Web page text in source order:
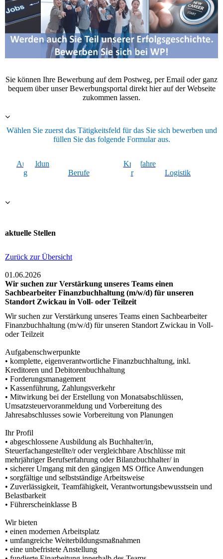
Sie können Ihre Bewerbung auf dem Postweg, per Email oder ganz
bequem über unser Bewerbungsportal direkt hier auf der Webseite
zukommen lassen.
Wählen Sie zuerst das Tätigkeitsfeld für das Sie sich bewerben und
füllen Sie das folgende Formular aus.
Ausbildun
g
Berufe
Kraftfahre
r
Logistik
aktuelle Stellen
Zurück zur Übersicht
01.06.2026
Wir suchen zur Verstärkung unseres Teams einen
Sachbearbeiter Finanzbuchhaltung (m/w/d) für unseren
Standort Zwickau in Voll- oder Teilzeit
Wir suchen zur Verstärkung unseres Teams einen Sachbearbeiter
Finanzbuchhaltung (m/w/d) für unseren Standort Zwickau in Voll-
oder Teilzeit
Aufgabenschwerpunkte
• komplette, eigenverantwortliche Finanzbuchhaltung, inkl.
Kreditoren und Debitorenbuchhaltung
• Forderungsmanagement
• Kassenführung, Zahlungsverkehr
• Mitwirkung bei der Erstellung von Monatsabschlüssen,
Umsatzsteuervoranmeldung und Vorbereitung des
Jahresabschlusses sowie Vorbereitung von Planungen
Ihr Profil
• abgeschlossene Ausbildung als Buchhalter/in,
Steuerfachangestellte/r oder vergleichbare Abschlüsse mit
mehrjähriger Berufserfahrung oder Bilanzbuchhalter/ in
• sicherer Umgang mit den gängigen MS Office Anwendungen
• sorgfältige und selbstständige Arbeitsweise
• Zuverlässigkeit, Teamfähigkeit, Verantwortungsbewusstsein und
Belastbarkeit
• Führerscheinklasse B
Wir bieten
• einen modernen Arbeitsplatz
• umfangreiche Weiterbildungsmaßnahmen
• eine unbefristete Anstellung